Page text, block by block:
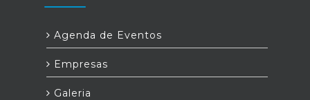
Agenda de Eventos
Empresas
Galeria